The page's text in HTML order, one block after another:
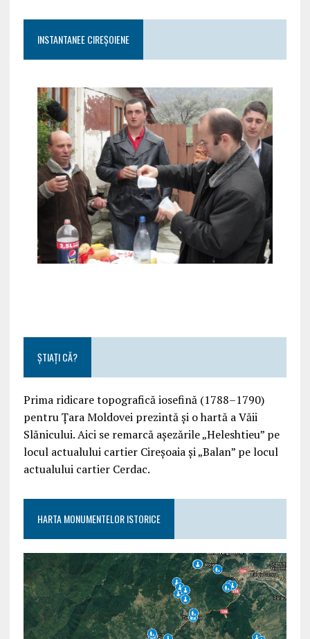
INSTANTANEE CIREȘOIENE
ȘTIAȚI CĂ?
Prima ridicare topografică iosefină (1788–1790)
pentru Țara Moldovei prezintă și o hartă a Văii
Slănicului. Aici se remarcă așezările „Heleshtieu” pe
locul actualului cartier Cireșoaia și „Balan” pe locul
actualului cartier Cerdac.
HARTA MONUMENTELOR ISTORICE